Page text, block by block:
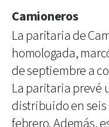
Camioneros
La paritaria de
homologada,
de septiembre a
La paritaria prevé
distribuido en seis
febrero. Además,